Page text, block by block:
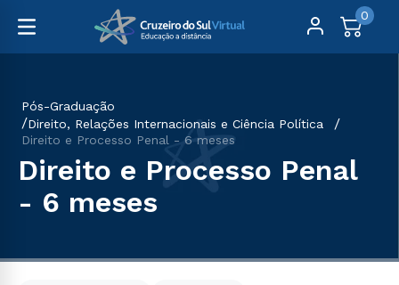
0
Pós-Graduação
Direito, Relações Internacionais e Ciência Política
Direito e Processo Penal - 6 meses
Direito e Processo Penal
- 6 meses